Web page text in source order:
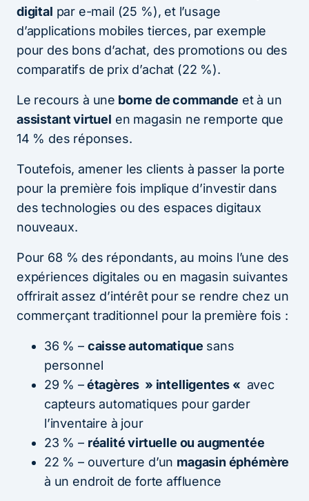
digital par e-mail (25 %), et l’usage
d’applications mobiles tierces, par exemple
pour des bons d’achat, des promotions ou des
comparatifs de prix d’achat (22 %).
Le recours à une borne de commande et à un
assistant virtuel en magasin ne remporte que
14 % des réponses.
Toutefois, amener les clients à passer la porte
pour la première fois implique d’investir dans
des technologies ou des espaces digitaux
nouveaux.
Pour 68 % des répondants, au moins l’une des
expériences digitales ou en magasin suivantes
offrirait assez d’intérêt pour se rendre chez un
commerçant traditionnel pour la première fois :
36 % – caisse automatique sans
personnel
29 % –étagères » intelligentes « avec
capteurs automatiques pour garder
l’inventaire à jour
23 % – réalité virtuelle ou augmentée
22 % – ouverture d’un magasin éphémère
à un endroit de forte affluence